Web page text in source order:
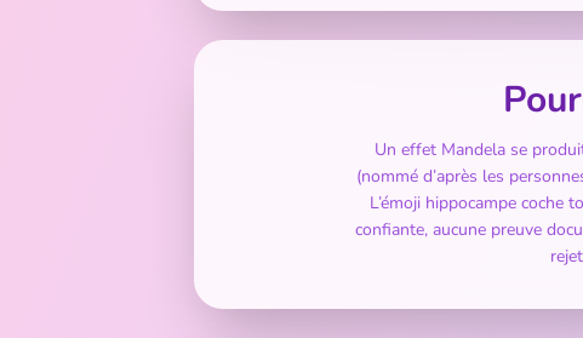
Un effet Mandela se
(nommé d’après les
L’émoji hippocampe coche
confiante, aucune preuve